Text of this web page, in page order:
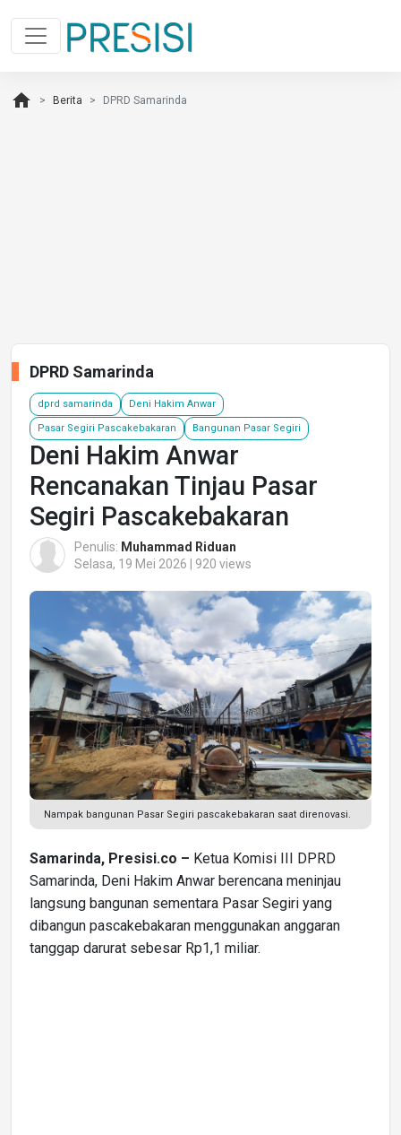
home Berita DPRD Samarinda
DPRD Samarinda
dprd samarinda Deni Hakim Anwar
Pasar Segiri Pascakebakaran Bangunan Pasar Segiri
Deni Hakim Anwar
Rencanakan Tinjau Pasar
Segiri Pascakebakaran
Penulis: Muhammad Riduan
Selasa, 19 Mei 2026 | 920 views
Nampak bangunan Pasar Segiri pascakebakaran saat direnovasi.
Samarinda, Presisi.co – Ketua Komisi III DPRD
Samarinda, Deni Hakim Anwar berencana meninjau
langsung bangunan sementara Pasar Segiri yang
dibangun pascakebakaran menggunakan anggaran
tanggap darurat sebesar Rp1,1 miliar.